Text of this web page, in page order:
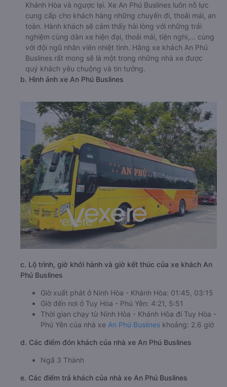
Khánh Hòa và ngược lại. Xe An Phú Buslines luôn nỗ lực
cung cấp cho khách hàng những chuyến đi, thoải mái, an
toàn. Hành khách sẽ cảm thấy hài lòng với những trải
nghiệm cùng dàn xe hiện đại, thoải mái, tiện nghi,... cùng
với đội ngũ nhân viên nhiệt tình. Hãng xe khách An Phú
Buslines rất mong sẽ là một trong những nhà xe được
quý khách yêu chuộng và tin tưởng.
b. Hình ảnh xe An Phú Buslines
c. Lộ trình, giờ khởi hành và giờ kết thúc của xe khách An
Phú Buslines
Giờ xuất phát ở Ninh Hòa - Khánh Hòa: 01:45, 03:15
Giờ đến nơi ở Tuy Hòa - Phú Yên: 4:21, 5:51
Thời gian chạy từ Ninh Hòa - Khánh Hòa đi Tuy Hòa -
Phú Yên của nhà xe An Phú Buslines khoảng: 2.6 giờ
d. Các điểm đón khách của nhà xe An Phú Buslines
Ngã 3 Thành
e. Các điểm trả khách của nhà xe An Phú Buslines